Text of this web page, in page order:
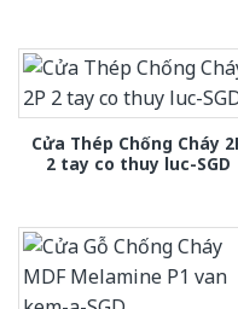
Cửa Thép Chống Cháy
2 tay co thuy luc-SGD